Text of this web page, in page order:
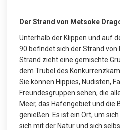
Der Strand von Metsoke
Unterhalb der Klippen und auf
90 befindet sich der Strand von
Strand zieht eine gemischte
dem Trubel des
Sie können Hippies, Nudisten,
Freundesgruppen sehen, die
Meer, das Hafengebiet und die
genießen. Es ist ein Ort, um
sich mit der Natur und sich